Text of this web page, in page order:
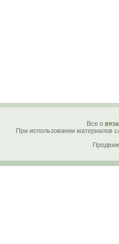
Все о
При использовании материалов